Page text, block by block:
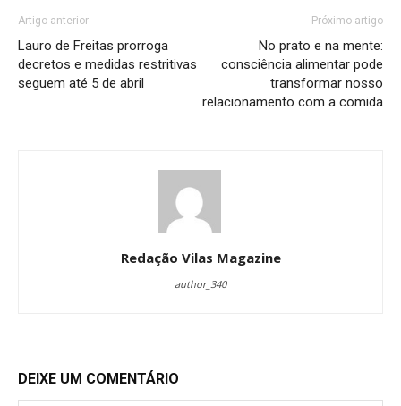
Artigo anterior
Lauro de Freitas prorroga
decretos e medidas restritivas
seguem até 5 de abril
Próximo artigo
No prato e na mente:
consciência alimentar pode
transformar nosso
relacionamento com a comida
Redação Vilas Magazine
author_340
DEIXE UM COMENTÁRIO